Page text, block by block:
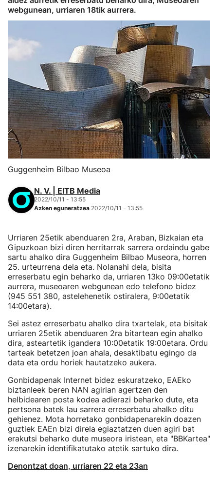
webgunean, urriaren 18tik aurrera.
Guggenheim Bilbao Museoa
N. V. | EITB Media
2022/10/11 - 13:55
Azken eguneratzea 2022/10/11 - 13:55
Urriaren 25etik abenduaren 2ra, Araban, Bizkaian eta
Gipuzkoan bizi diren herritarrak sarrera ordaindu gabe
sartu ahalko dira Guggenheim Bilbao Museora, horren
25. urteurrena dela eta. Nolanahi dela, bisita
erreserbatu egin beharko da, urriaren 13ko 09:00etatik
aurrera, museoaren webgunean edo telefono bidez
(945 551 380, astelehenetik ostiralera, 9:00etatik
14:00etara).
Sei astez erreserbatu ahalko dira txartelak, eta bisitak
urriaren 25etik abenduaren 2ra bitartean egin ahalko
dira, asteartetik igandera 10:00etatik 19:00etara. Ordu
tarteak betetzen joan ahala, desaktibatu egingo da
data eta ordu horiek hautatzeko aukera.
Gonbidapenak Internet bidez eskuratzeko, EAEko
biztanleek beren NAN agirian agertzen den
helbidearen posta kodea adierazi beharko dute, eta
pertsona batek lau sarrera erreserbatu ahalko ditu
gehienez. Mota horretako gonbidapenarekin doazen
guztiek EAEn bizi direla egiaztatzen duen agiri bat
erakutsi beharko dute museora iristean, eta "BBKartea"
izenarekin identifikatutako atetik sartuko dira.
Denontzat doan, urriaren 22 eta 23an